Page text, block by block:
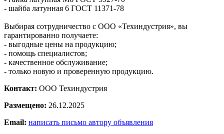
- шайба латунная 6 ГОСТ 11371-78
Выбирая сотрудничество с ООО «Техиндустрия», вы
гарантированно получаете:
- выгодные цены на продукцию;
- помощь специалистов;
- качественное обслуживание;
- только новую и проверенную продукцию.
Контакт: ООО Техиндустрия
Размещено: 26.12.2025
Email: написать письмо автору объявления